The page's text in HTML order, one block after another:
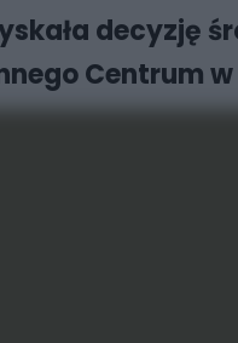
decyzję
Centrum